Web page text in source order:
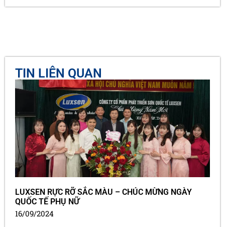
TIN LIÊN QUAN
LUXSEN RỰC RỠ SẮC MÀU – CHÚC MỪNG NGÀY
QUỐC TẾ PHỤ NỮ
16/09/2024